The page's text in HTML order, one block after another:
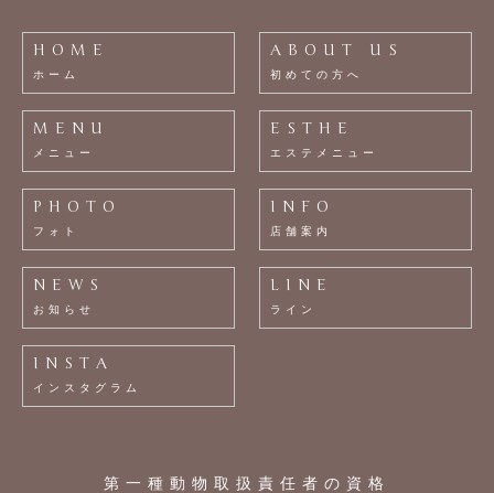
HOME
ホーム
ABOUT US
初めての方へ
MENU
メニュー
ESTHE
エステメニュー
PHOTO
フォト
INFO
店舗案内
NEWS
お知らせ
LINE
ライン
INSTA
インスタグラム
第一種動物取扱責任者の資格